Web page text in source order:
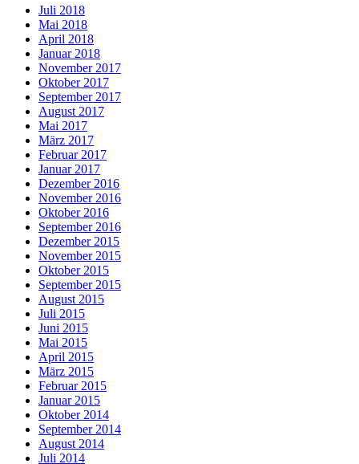
Juli 2018
Mai 2018
April 2018
Januar 2018
November 2017
Oktober 2017
September 2017
August 2017
Mai 2017
März 2017
Februar 2017
Januar 2017
Dezember 2016
November 2016
Oktober 2016
September 2016
Dezember 2015
November 2015
Oktober 2015
September 2015
August 2015
Juli 2015
Juni 2015
Mai 2015
April 2015
März 2015
Februar 2015
Januar 2015
Oktober 2014
September 2014
August 2014
Juli 2014